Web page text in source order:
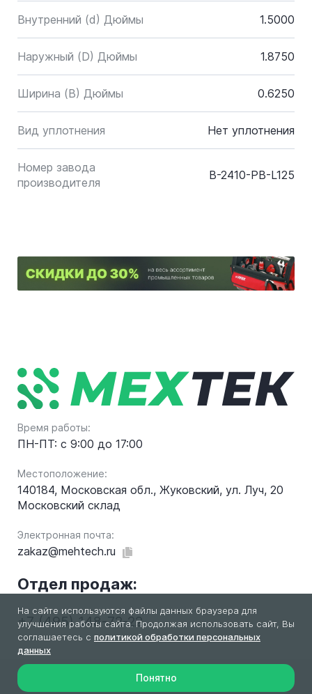
Внутренний (d) Дюймы 1.5000
Наружный (D) Дюймы 1.8750
Ширина (B) Дюймы 0.6250
Вид уплотнения Нет уплотнения
Номер завода
производителя
B-2410-PB-L125
Время работы:
ПН-ПТ: с 9:00 до 17:00
Местоположение:
140184, Московская обл., Жуковский, ул. Луч, 20
Московский склад
Электронная почта:
zakaz@mehtech.ru
Отдел продаж:
+7 (495) 148-72-22
2026 © МехТек. Все права защищены
На сайте используются файлы данных браузера для
улучшения работы сайта. Продолжая использовать сайт, Вы
соглашаетесь с политикой обработки персональных
данных
Понятно